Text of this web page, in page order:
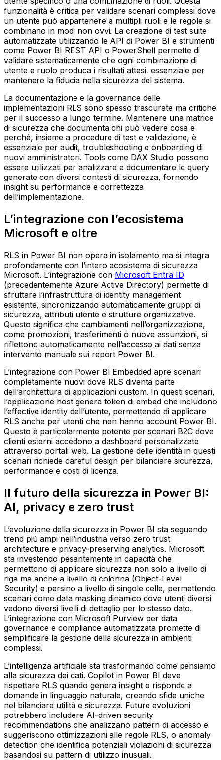
funzionalità è critica per validare scenari complessi dove
un utente può appartenere a multipli ruoli e le regole si
combinano in modi non ovvi. La creazione di test suite
automatizzate utilizzando le API di Power BI e strumenti
come Power BI REST API o PowerShell permette di
validare sistematicamente che ogni combinazione di
utente e ruolo produca i risultati attesi, essenziale per
mantenere la fiducia nella sicurezza del sistema.
La documentazione e la governance delle
implementazioni RLS sono spesso trascurate ma critiche
per il successo a lungo termine. Mantenere una matrice
di sicurezza che documenta chi può vedere cosa e
perché, insieme a procedure di test e validazione, è
essenziale per audit, troubleshooting e onboarding di
nuovi amministratori. Tools come DAX Studio possono
essere utilizzati per analizzare e documentare le query
generate con diversi contesti di sicurezza, fornendo
insight su performance e correttezza
dell’implementazione.
L’integrazione con l’ecosistema
Microsoft e oltre
RLS in Power BI non opera in isolamento ma si integra
profondamente con l’intero ecosistema di sicurezza
Microsoft. L’integrazione con Microsoft Entra ID
(precedentemente Azure Active Directory) permette di
sfruttare l’infrastruttura di identity management
esistente, sincronizzando automaticamente gruppi di
sicurezza, attributi utente e strutture organizzative.
Questo significa che cambiamenti nell’organizzazione,
come promozioni, trasferimenti o nuove assunzioni, si
riflettono automaticamente nell’accesso ai dati senza
intervento manuale sui report Power BI.
L’integrazione con Power BI Embedded apre scenari
completamente nuovi dove RLS diventa parte
dell’architettura di applicazioni custom. In questi scenari,
l’applicazione host genera token di embed che includono
l’effective identity dell’utente, permettendo di applicare
RLS anche per utenti che non hanno account Power BI.
Questo è particolarmente potente per scenari B2C dove
clienti esterni accedono a dashboard personalizzate
attraverso portali web. La gestione delle identità in questi
scenari richiede careful design per bilanciare sicurezza,
performance e costi di licenza.
Il futuro della sicurezza in Power BI:
AI, privacy e zero trust
L’evoluzione della sicurezza in Power BI sta seguendo
trend più ampi nell’industria verso zero trust
architecture e privacy-preserving analytics. Microsoft
sta investendo pesantemente in capacità che
permettono di applicare sicurezza non solo a livello di
riga ma anche a livello di colonna (Object-Level
Security) e persino a livello di singole celle, permettendo
scenari come data masking dinamico dove utenti diversi
vedono diversi livelli di dettaglio per lo stesso dato.
L’integrazione con Microsoft Purview per data
governance e compliance automatizzata promette di
semplificare la gestione della sicurezza in ambienti
complessi.
L’intelligenza artificiale sta trasformando come pensiamo
alla sicurezza dei dati. Copilot in Power BI deve
rispettare RLS quando genera insight o risponde a
domande in linguaggio naturale, creando sfide uniche
nel bilanciare utilità e sicurezza. Future evoluzioni
potrebbero includere AI-driven security
recommendations che analizzano pattern di accesso e
suggeriscono ottimizzazioni alle regole RLS, o anomaly
detection che identifica potenziali violazioni di sicurezza
basandosi su pattern di utilizzo inusuali.